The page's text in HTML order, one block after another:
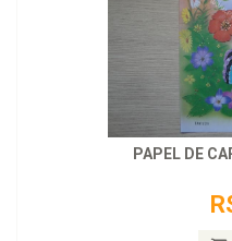
PAPEL DE